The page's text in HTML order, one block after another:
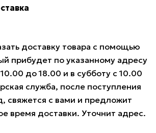
доставку товара с помощью
прибудет по указанному адресу
до 18.00 и в субботу с 10.00
служба, после поступления
свяжется с вами и предложит
время доставки. Уточнит адрес.